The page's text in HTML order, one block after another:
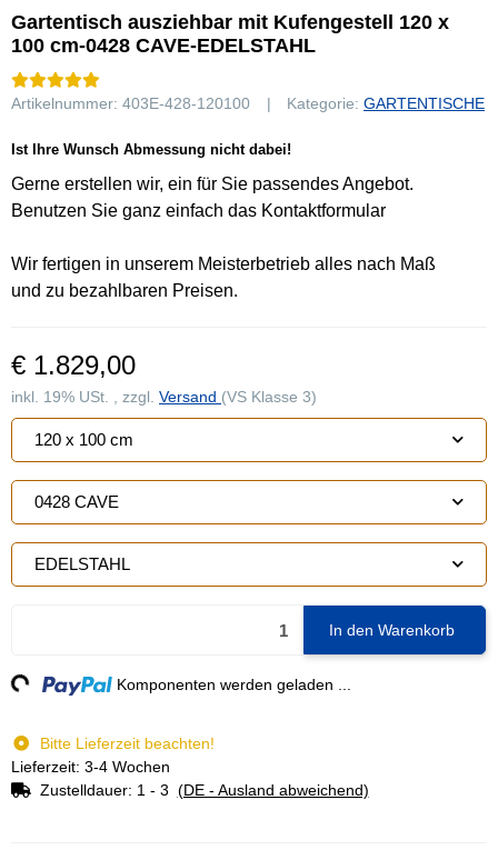
Gartentisch ausziehbar mit Kufengestell 120 x
100 cm-0428 CAVE-EDELSTAHL
Artikelnummer: 403E-428-120100 Kategorie: GARTENTISCHE
Ist Ihre Wunsch Abmessung nicht dabei!
Gerne erstellen wir, ein für Sie passendes Angebot.
Benutzen Sie ganz einfach das Kontaktformular
Wir fertigen in unserem Meisterbetrieb alles nach Maß
und zu bezahlbaren Preisen.
€ 1.829,00
inkl. 19% USt. , zzgl. Versand (VS Klasse 3)
120 x 100 cm
0428 CAVE
EDELSTAHL
In den Warenkorb
Komponenten werden geladen ...
Bitte Lieferzeit beachten!
Lieferzeit: 3-4 Wochen
Zustelldauer: 1 - 3 (DE - Ausland abweichend)